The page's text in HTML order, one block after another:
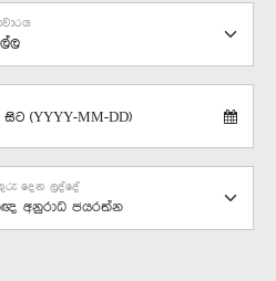
(YYYY-MM-DD)
අනුරාධ ජයරත්න
දෙන ලද්දේ